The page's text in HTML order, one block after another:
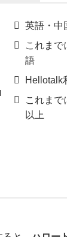
英語・中
これまで
語
Hellotalk
これまで
以上